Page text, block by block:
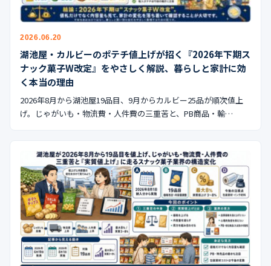
イラン情勢まとめ ▼
公式ブログ
会社案内
🇺🇸🇰🇷🇹🇼🇻🇳
2026.06.20
湖池屋・カルビーのポテチ値上げが招く『2026年下期ス
ナック菓子W改定』をやさしく解説、暮らしと家計に効
く本当の理由
2026年8月から湖池屋19品目、9月からカルビー25品が順次値上
げ。じゃがいも・物流費・人件費の三重苦と、PB商品・輸…